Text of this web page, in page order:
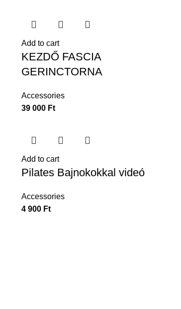
Add to cart
KEZDŐ FASCIA
GERINCTORNA
Accessories
39 000 Ft
Add to cart
Pilates Bajnokokkal videó
Accessories
4 900 Ft